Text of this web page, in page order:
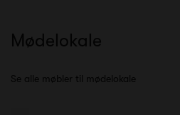
Mødelokale
Se alle møbler til mødelokale